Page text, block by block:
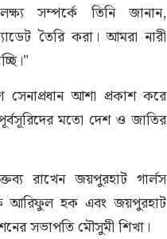
সম্পর্কে তিনি জানান,
তৈরি করা। আমরা নারী
সেনাপ্রধান আশা প্রকাশ করে
মতো দেশ ও জাতির
রাখেন জয়পুরহাট গার্লস
আরিফুল হক এবং জয়পুরহাট
সভাপতি মৌসুমী শিখা।